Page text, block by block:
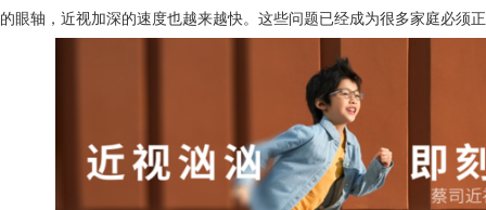
的眼轴，近视加深的速度也越来越快。这些问题已经成为很多家庭必须